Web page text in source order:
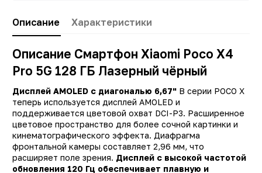
Описание Характеристики
Описание Смартфон Xiaomi Poco X4
Pro 5G 128 ГБ Лазерный чёрный
Дисплей AMOLED с диагональю 6,67" В серии POCO X
теперь используется дисплей AMOLED и
поддерживается цветовой охват DCI-P3. Расширенное
цветовое пространство для более сочной картинки и
кинематографического эффекта. Диафрагма
фронтальной камеры составляет 2,96 мм, что
расширяет поле зрения. Дисплей с высокой частотой
обновления 120 Гц обеспечивает плавную и